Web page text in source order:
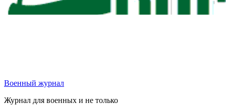
Военный журнал
Журнал для военных и не только